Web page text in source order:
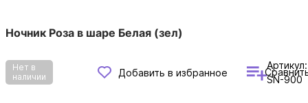
Ночник Роза в шаре Белая (зел)
Нет в
наличии
Добавить в избранное
Артикул:
SN-900